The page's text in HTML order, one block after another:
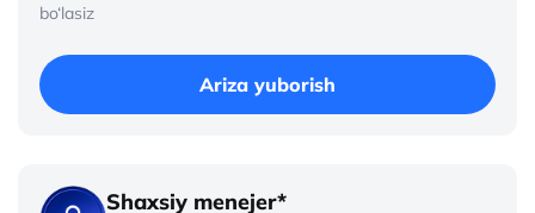
bo‘lasiz
Ariza yuborish
Shaxsiy menejer*